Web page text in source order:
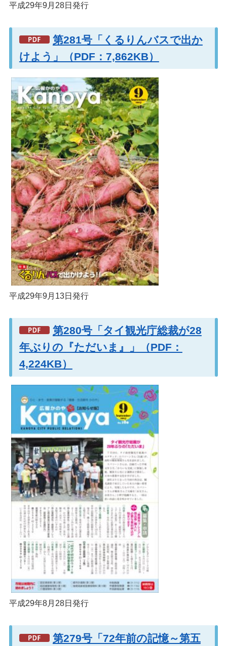
平成29年9月28日発行
第281号「くるりんバスで出か
けよう」（PDF：7,862KB）
平成29年9月13日発行
第280号「タイ観光庁総裁が28
年ぶりの『ただいま』」（PDF：
4,224KB）
平成29年8月28日発行
第279号「72年前の記憶～第五